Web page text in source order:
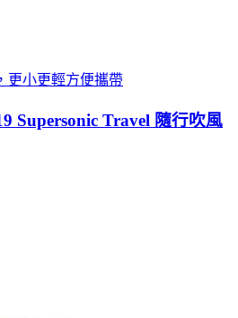
更小更輕方便攜帶
Supersonic Travel 隨行吹風